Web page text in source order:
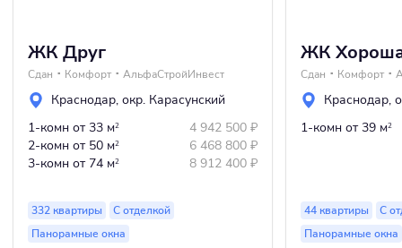
ЖК Друг
Сдан Комфорт АльфаСтройИнвест
Краснодар, окр. Карасунский
1-комн от 33 м2 4 942 500 ₽
2-комн от 50 м2 6 468 800 ₽
3-комн от 74 м2 8 912 400 ₽
332 квартиры
С отделкой
Панорамные окна
ЖК
Сдан Комфорт
Краснодар,
1-комн от 39 м2
44 квартиры
С
Панорамные окна